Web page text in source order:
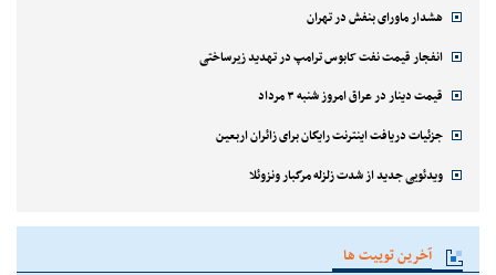
هشدار ماورای بنفش در تهران
انفجار قیمت نفت کابوس ترامپ در تهدید زیرساختی
قیمت دینار در عراق امروز شنبه ۳ مرداد
جزئیات دریافت اینترنت رایگان برای زائران اربعین
ویدئویی جدید از شدت زلزله مرگبار ونزوئلا
آخرین توییت ها